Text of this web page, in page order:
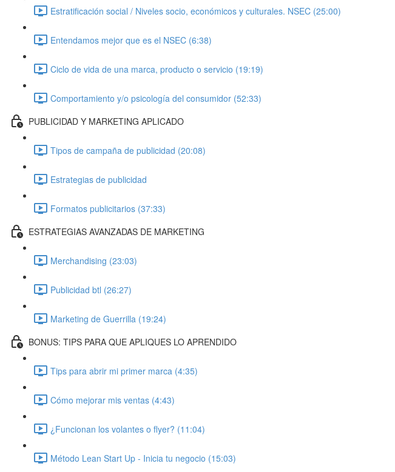
Estratificación social / Niveles socio, económicos y culturales. NSEC (25:00)
Entendamos mejor que es el NSEC (6:38)
Ciclo de vida de una marca, producto o servicio (19:19)
Comportamiento y/o psicología del consumidor (52:33)
PUBLICIDAD Y MARKETING APLICADO
Tipos de campaña de publicidad (20:08)
Estrategias de publicidad
Formatos publicitarios (37:33)
ESTRATEGIAS AVANZADAS DE MARKETING
Merchandising (23:03)
Publicidad btl (26:27)
Marketing de Guerrilla (19:24)
BONUS: TIPS PARA QUE APLIQUES LO APRENDIDO
Tips para abrir mi primer marca (4:35)
Cómo mejorar mis ventas (4:43)
¿Funcionan los volantes o flyer? (11:04)
Método Lean Start Up - Inicia tu negocio (15:03)